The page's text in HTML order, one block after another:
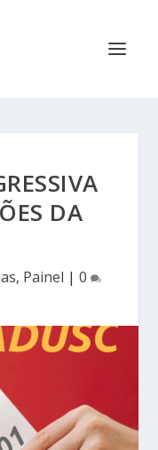
DA
, Painel | 0